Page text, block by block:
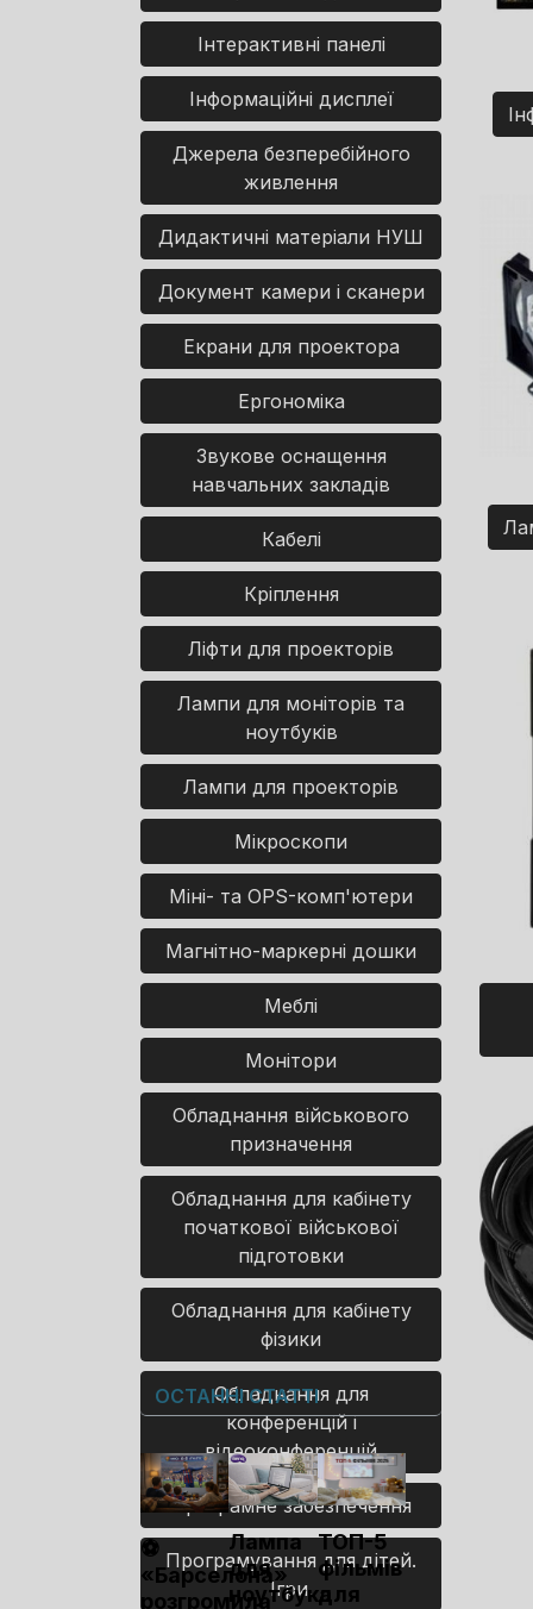
Інтерактивні панелі
Інформаційні дисплеї
Джерела безперебійного
живлення
Дидактичні матеріали НУШ
Документ камери і сканери
Екрани для проектора
Ергономіка
Звукове оснащення
навчальних закладів
Кабелі
Кріплення
Ліфти для проекторів
Лампи для моніторів та
ноутбуків
Лампи для проекторів
Мікроскопи
Міні- та OPS-комп'ютери
Магнітно-маркерні дошки
Меблі
Монітори
Обладнання військового
призначення
Обладнання для кабінету
початкової військової
підготовки
Обладнання для кабінету
фізики
Обладнання для
конференцій і
відеоконференцій
Програмне забезпечення
Програмування для дітей.
Ігри.
ОСТАННІ СТАТТІ
⚽
«Барселона»
розгромила
Лампа
для
ноутбука
ТОП-5
фільмів
для